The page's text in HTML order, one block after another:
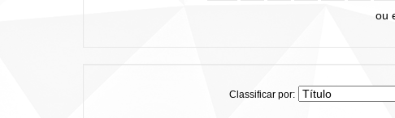
ou
Classificar por: